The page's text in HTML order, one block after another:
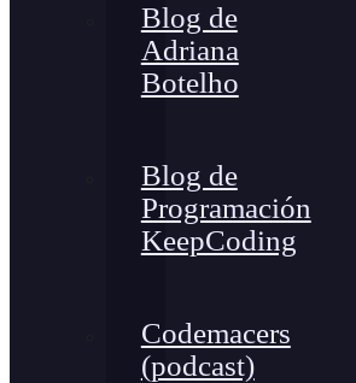
Blog de
Adriana
Botelho
Blog de
Programación
KeepCoding
Codemacers
(podcast)